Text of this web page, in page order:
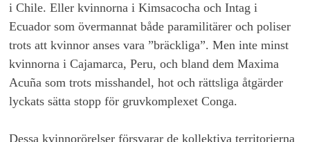
i Chile. Eller kvinnorna i Kimsacocha och Intag i
Ecuador som övermannat både paramilitärer och poliser
trots att kvinnor anses vara ”bräckliga”. Men inte minst
kvinnorna i Cajamarca, Peru, och bland dem Maxima
Acuña som trots misshandel, hot och rättsliga åtgärder
lyckats sätta stopp för gruvkomplexet Conga.
Dessa kvinnorörelser försvarar de kollektiva territorierna